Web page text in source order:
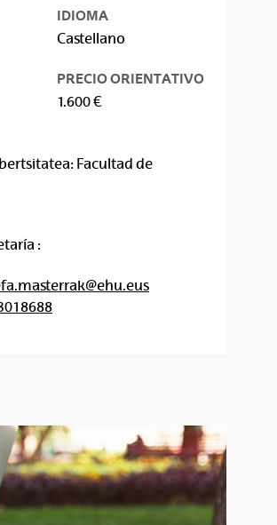
IDIOMA
Castellano
PRECIO ORIENTATIVO
1.600 €
Facultad de
: